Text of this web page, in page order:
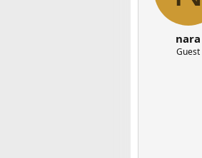
nara
Guest